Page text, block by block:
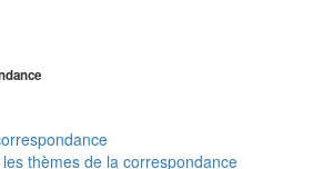
thèmes de la correspondance